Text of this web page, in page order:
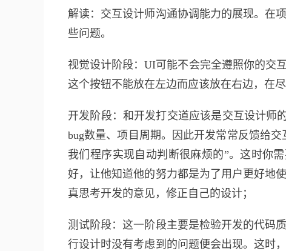
解读：交互设计师沟通协调能力的展现。在
些问题。
视觉设计阶段：UI可能不会完全遵照你的交
这个按钮不能放在左边而应该放在右边，在
开发阶段：和开发打交道应该是交互设计师
bug数量、项目周期。因此开发常常反馈给
我们程序实现自动判断很麻烦的”。这时你
好，让他知道他的努力都是为了用户更好地
真思考开发的意见，修正自己的设计；
测试阶段：这一阶段主要是检验开发的代码
行设计时没有考虑到的问题便会出现。这时